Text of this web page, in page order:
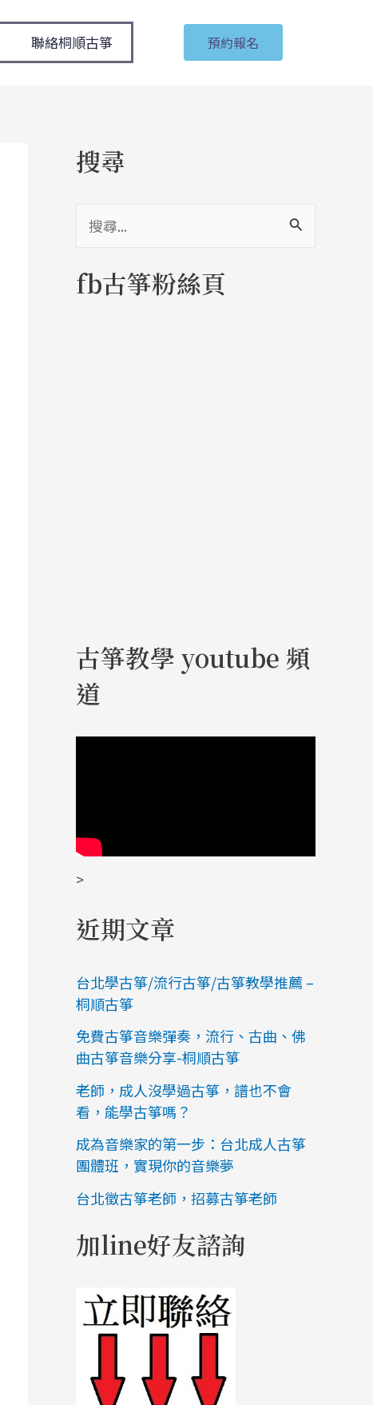
聯絡桐順古箏 預約報名
搜尋
關
fb古箏粉絲頁
古箏教學 youtube 頻
道
>
近期文章
台北學古箏/流行古箏/古箏教學推薦 –
桐順古箏
免費古箏音樂彈奏，流行、古曲、佛
曲古箏音樂分享-桐順古箏
老師，成人沒學過古箏，譜也不會
看，能學古箏嗎？
成為音樂家的第一步：台北成人古箏
團體班，實現你的音樂夢
台北徵古箏老師，招募古箏老師
加line好友諮詢